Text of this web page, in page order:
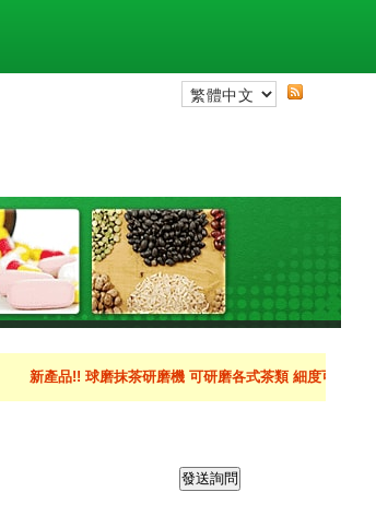
新產品!! 球磨抹茶研磨機 可研磨各式茶類 細度可達到400目